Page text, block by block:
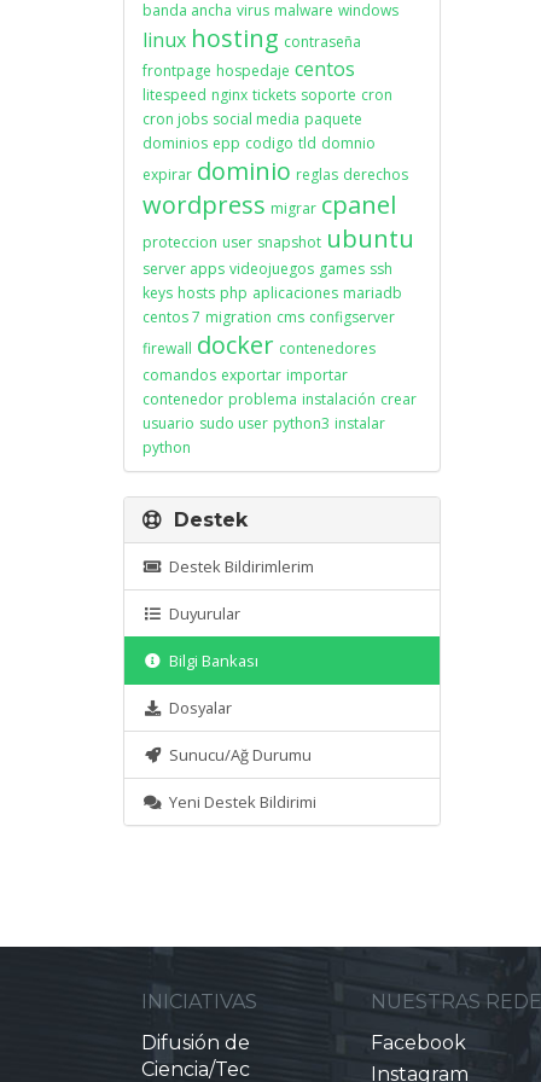
banda ancha virus malware windows
linux hosting contraseña
frontpage hospedaje centos
litespeed nginx tickets soporte cron
cron jobs social media paquete
dominios epp codigo tld domnio
expirar dominio reglas derechos
wordpress migrar cpanel
proteccion user snapshot ubuntu
server apps videojuegos games ssh
keys hosts php aplicaciones mariadb
centos 7 migration cms configserver
firewall docker contenedores
comandos exportar importar
contenedor problema instalación crear
usuario sudo user python3 instalar
python
Destek
Destek Bildirimlerim
Duyurular
Bilgi Bankası
Dosyalar
Sunucu/Ağ Durumu
Yeni Destek Bildirimi
INICIATIVAS
Difusión de
Ciencia/Tec
NUESTRAS
Facebook
Instagram